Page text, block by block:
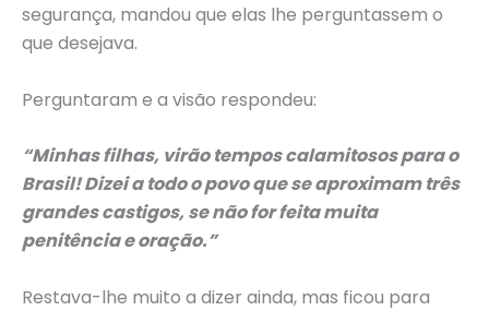
segurança, mandou que elas lhe perguntassem o
que desejava.
Perguntaram e a visão respondeu:
“Minhas filhas, virão tempos calamitosos para o
Brasil! Dizei a todo o povo que se aproximam três
grandes castigos, se não for feita muita
penitência e oração.”
Restava-lhe muito a dizer ainda, mas ficou para